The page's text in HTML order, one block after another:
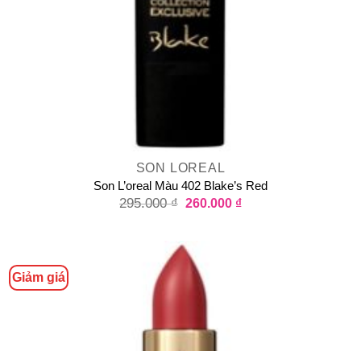
SON LOREAL
Son L’oreal Màu 402 Blake’s Red
295.000₫ 260.000 ₫
Giảm giá